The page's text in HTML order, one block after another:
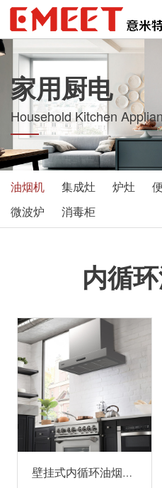
家用厨电
Household Kitchen
油烟机 集成灶 炉灶
微波炉
消毒柜
内循
壁挂式内循环油烟机 306DXH90